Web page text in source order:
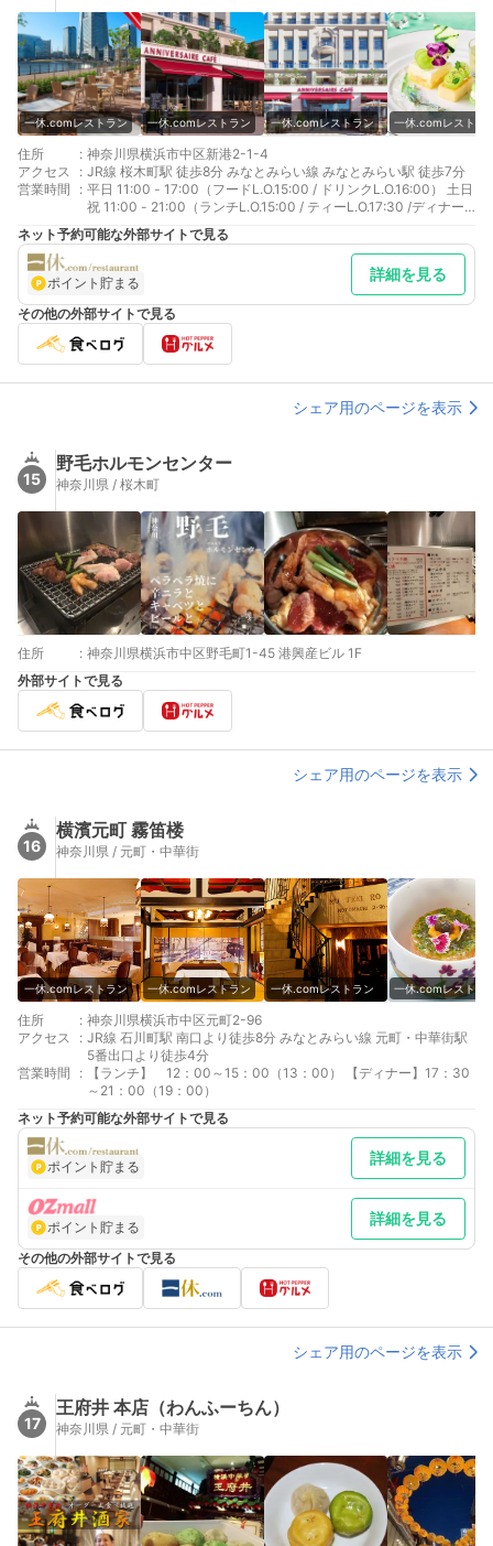
一休.comレストラン 一休.comレストラン 一休.comレストラン 一休.comレストラ
住所 : 神奈川県横浜市中区新港2-1-4
アクセス
: JR線 桜木町駅 徒歩8分 みなとみらい線 みなとみらい駅 徒歩7分
営業時間
: 平日 11:00 - 17:00（フードL.O.15:00 / ドリンクL.O.16:00） 土日
祝 11:00 - 21:00（ランチL.O.15:00 / ティーL.O.17:30 /ディナー
L.O.20:00）
ネット予約可能な外部サイトで見る
ポイント貯まる 詳細を見る
その他の外部サイトで見る
シェア用のページを表示
15
野毛ホルモンセンター
神奈川県 / 桜木町
住所 : 神奈川県横浜市中区野毛町1-45 港興産ビル 1F
外部サイトで見る
シェア用のページを表示
16
横濱元町 霧笛楼
神奈川県 / 元町・中華街
一休.comレストラン 一休.comレストラン 一休.comレストラン 一休.comレストラ
住所 : 神奈川県横浜市中区元町2-96
アクセス
: JR線 石川町駅 南口より徒歩8分 みなとみらい線 元町・中華街駅
5番出口より徒歩4分
営業時間
:
【ランチ】 12：00～15：00（13：00） 【ディナー】17：30
～21：00（19：00）
ネット予約可能な外部サイトで見る
ポイント貯まる 詳細を見る
ポイント貯まる 詳細を見る
その他の外部サイトで見る
シェア用のページを表示
17
王府井 本店（わんふーちん）
神奈川県 / 元町・中華街